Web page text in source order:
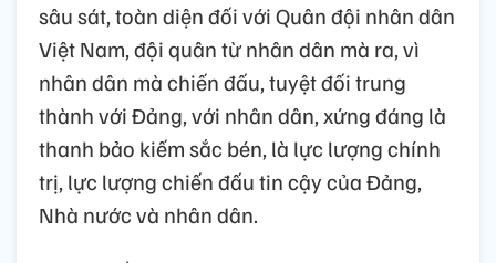
sâu sát, toàn diện đối với Quân đội nhân dân
Việt Nam, đội quân từ nhân dân mà ra, vì
nhân dân mà chiến đấu, tuyệt đối trung
thành với Đảng, với nhân dân, xứng đáng là
thanh bảo kiếm sắc bén, là lực lượng chính
trị, lực lượng chiến đấu tin cậy của Đảng,
Nhà nước và nhân dân.